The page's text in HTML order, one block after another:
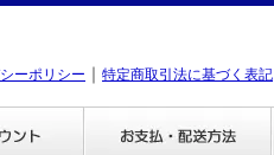
ーポリシー ｜ 特定商取引法に基づく表記